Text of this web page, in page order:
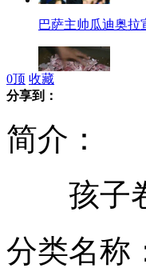
巴萨主帅瓜迪奥拉
恐怖片《贞子》将
0顶 收藏
分享到：
简介：
孩子卷
分类名称